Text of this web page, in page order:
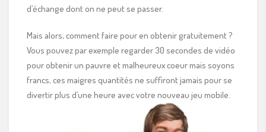
d’échange dont on ne peut se passer.
Mais alors, comment faire pour en obtenir gratuitement ?
Vous pouvez par exemple regarder 30 secondes de vidéo
pour obtenir un pauvre et malheureux coeur mais soyons
francs, ces maigres quantités ne suffiront jamais pour se
divertir plus d’une heure avec votre nouveau jeu mobile.